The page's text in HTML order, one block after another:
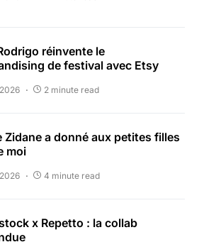
réinvente le
de festival avec Etsy
2 minute read
Zidane a donné aux petites filles
moi
4 minute read
x Repetto : la collab